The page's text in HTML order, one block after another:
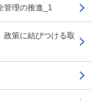
理の推進_1
策に結びつける取